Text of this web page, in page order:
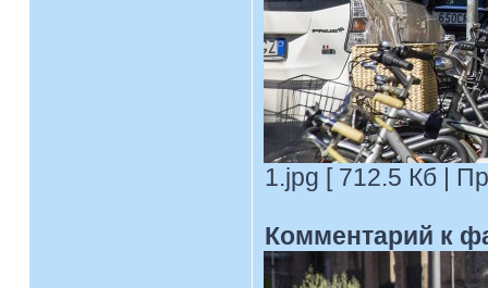
1.jpg [ 712.5 Кб |
Комментарий к